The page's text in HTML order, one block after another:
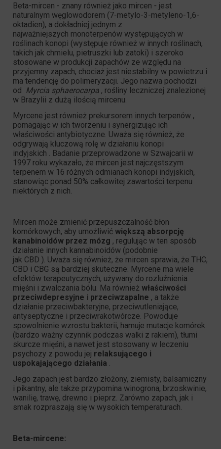
Beta-mircen - znany również jako mircen - jest
naturalnym węglowodorem (7-metylo-3-metyleno-1,6-
oktadien), a dokładniej jednym z
najważniejszych monoterpenów występujących w
roślinach konopi (występuje również w innych roślinach,
takich jak chmielu, pietruszki lub zatoki) i szeroko
stosowane w produkcji zapachów ze względu na
przyjemny zapach, chociaż jest niestabilny w powietrzu i
ma tendencję do polimeryzacji. Jego nazwa pochodzi
od Myrcia sphaerocarpa , rośliny leczniczej znalezionej
w Brazylii z dużą ilością mircenu.
Myrcene jest również prekursorem innych terpenów ,
pomagając w ich tworzeniu i synergizując ich
właściwości antybiotyczne. Uważa się również, że
odgrywają kluczową rolę w działaniu konopi
indyjskich . Badanie przeprowadzone w Szwajcarii w
1997 roku wykazało, że mircen jest najczęstszym
terpenem w 16 różnych odmianach konopi indyjskich,
stanowiąc ponad 50% całkowitej zawartości terpenu
niektórych z nich.
Mircen może zmienić przepuszczalność błon
komórkowych, aby umożliwić większą absorpcję
kanabinoidów przez mózg , regulując w ten sposób
działanie innych kannabinoidów (podobnie
jak CBD ). Uważa się również, że mircen sprawia, że THC,
CBD i CBG są bardziej skuteczne. Myrcene ma wiele
efektów terapeutycznych, używany do rozluźnienia
mięśni i zwalczania bólu. Ma również właściwości
przeciwdepresyjne i przeciwzapalne , a także
działanie przeciwbakteryjne, przeciwutleniające,
antyseptyczne i przeciwrakotwórcze. Powoduje
spowolnienie wzrostu bakterii, hamuje mutacje komórek
(bardzo ważny czynnik podczas walki z rakiem), tłumi
skurcze mięśni, a nawet jest stosowany w leczeniu
psychozy z powodu jej relaksującego i
uspokajającego działania .
Jego zapach jest bardzo złożony, ziemisty, balsamiczny
i pikantny, ale także przypomina winogrona, brzoskwinie,
wanilię, trawę, drewno i pieprz. Zarówno zapach, jak i
smak rozpraszają się w wysokich temperaturach.
Beta-mircene: